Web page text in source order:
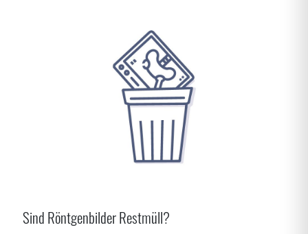
Sind Röntgenbilder Restmüll?